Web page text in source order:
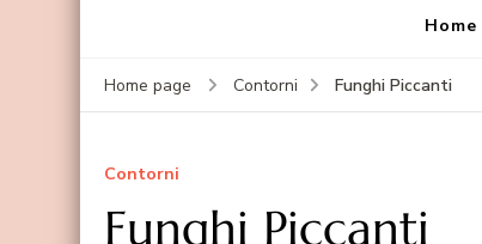
Home
Home page Contorni Funghi Piccanti
Contorni
Funghi Piccanti